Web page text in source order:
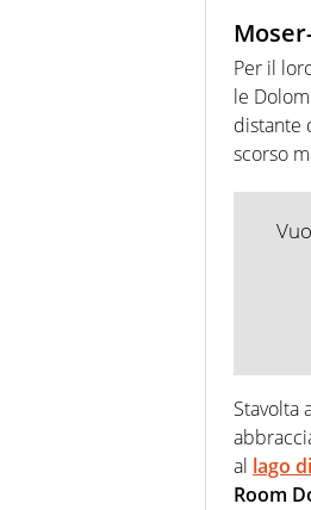
Per il
le
distante
scorso
Stavolta
al lago
Room